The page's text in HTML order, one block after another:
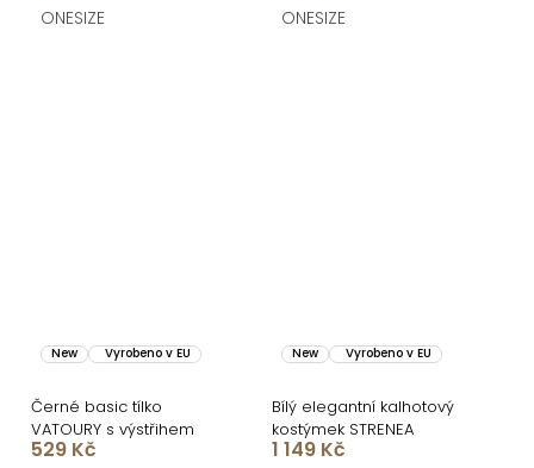
ONESIZE ONESIZE
New Vyrobeno v EU
Černé basic tílko
VATOURY s výstřihem
529 Kč
New Vyrobeno v EU
Bílý elegantní kalhotový
kostýmek STRENEA
1 149 Kč